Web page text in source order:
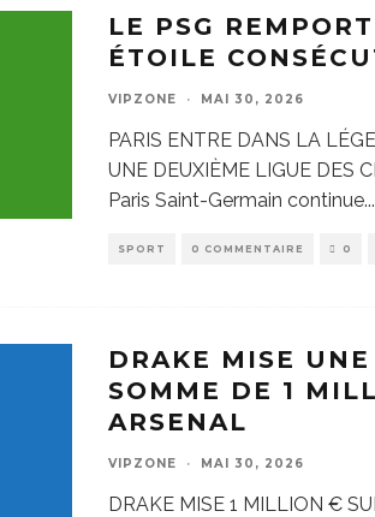
LE PSG
ÉTOILE
VIPZONE · MAI 30, 2026
PARIS ENTRE DANS LA
UNE DEUXIÈME LIGUE DES
Paris Saint-Germain continue...
SPORT 0 COMMENTAIRE 0
DRAKE MISE
SOMME DE 1
ARSENAL
VIPZONE · MAI 30, 2026
DRAKE MISE 1 MILLION €